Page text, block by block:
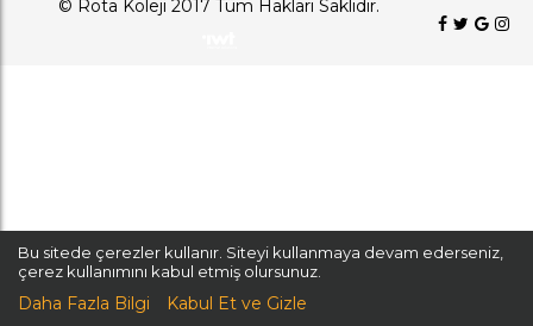
© Rota Koleji 2017 Tüm Hakları Saklıdır.
Bu sitede çerezler kullanır. Siteyi kullanmaya devam ederseniz,
çerez kullanımını kabul etmiş olursunuz.
Daha Fazla Bilgi Kabul Et ve Gizle